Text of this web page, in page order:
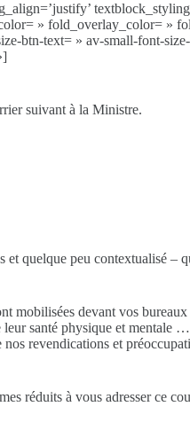
» fold_overlay_color= »
btn-text= » av-small-font-
suivant à la Ministre.
quelque peu contextualisé –
mobilisées devant vos
santé physique et mentale
revendications et
réduits à vous adresser ce